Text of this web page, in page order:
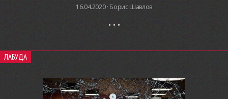
16.04.2020 · Борис Шавлов
ЛАБУДА